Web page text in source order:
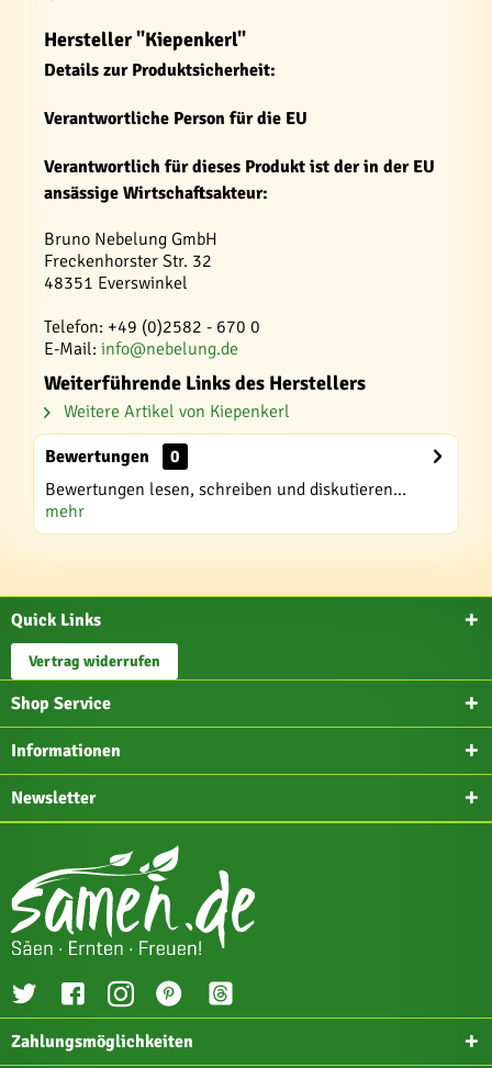
Hersteller "Kiepenkerl"
Details zur Produktsicherheit:
Verantwortliche Person für die EU
Verantwortlich für dieses Produkt ist der in der EU
ansässige Wirtschaftsakteur:
Bruno Nebelung GmbH
Freckenhorster Str. 32
48351 Everswinkel
Telefon: +49 (0)2582 - 670 0
E-Mail: info@nebelung.de
Weiterführende Links des Herstellers
Weitere Artikel von Kiepenkerl
Bewertungen
0
Bewertungen lesen, schreiben und diskutieren...
mehr
Quick Links
Vertrag widerrufen
Shop Service
Informationen
Newsletter
Zahlungsmöglichkeiten